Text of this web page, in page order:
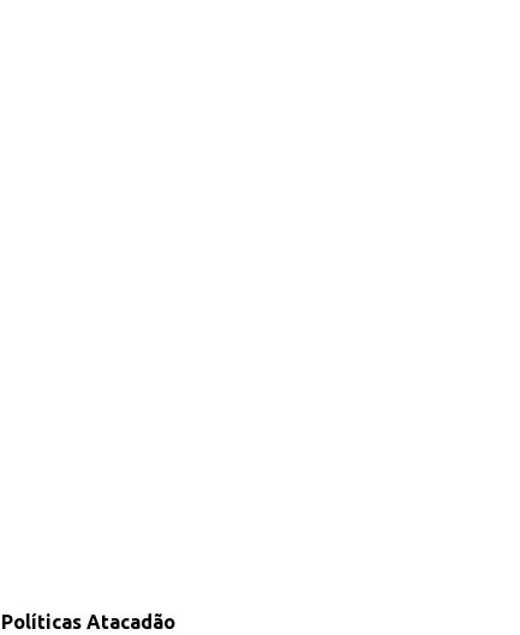
roupas.
Políticas Atacadão